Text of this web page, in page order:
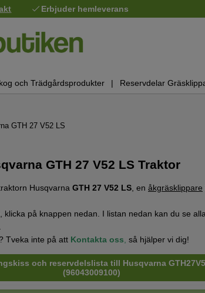
Erbjuder hemleverans
och Trädgårdsprodukter Reservdelar
GTH 27 V52 LS
GTH 27 V52 LS Traktor
Husqvarna GTH 27 V52 LS, en åkgräsklippare
, klicka på knappen nedan. I listan nedan kan du se
Tveka inte på att Kontakta oss, så hjälper vi dig!
och reservdelslista till Husqvarna
(96043009100)